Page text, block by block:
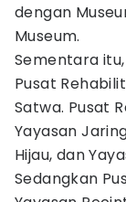
dengan
Museum.
Sementara
Pusat
Satwa. Pusat
Yayasan
Hijau, dan
Sedangkan